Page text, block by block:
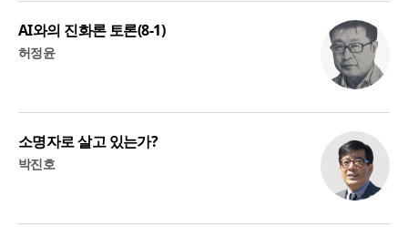
AI와의 진화론 토론(8-1)
허정윤
소명자로 살고 있는가?
박진호